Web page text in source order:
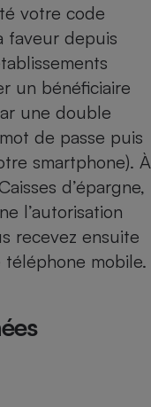
votre code
faveur depuis
un bénéficiaire
une double
de passe puis
smartphone). À
d’épargne,
l’autorisation
recevez ensuite
mobile.
Climatiseur -
Ventilateur
à expressos
Antivirus